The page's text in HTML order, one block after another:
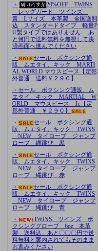
・
20%OFF TWINS
レッグガード ツインズ
青 Lサイズ 本革製 全国送料
込 スタンダードタイプ 軽量P
U製タイプではありません あ
と何円で送料無料を無視して決
済画面へ進んでください
・
セール ボクシング通
販、ムエタイ、キック MARTI
AL WORLD マウスピース【定形
外普通 送料￥２９０】
・セール ボクシング通販、ム
エタイ、キック MARTIAL W
ORLD マウスピース Jr.【定
形外普通 ￥２９０】
・
セール ボクシング通
販、ムエタイ、キック TWINS
NEW タイロープ ジャンプ
ロープ 縄跳び 黒
・
セール ボクシング通
販、ムエタイ、キック TWINS
NEW タイロープ ジャンプ
ロープ 縄跳び 赤
・
セール ボクシング通
販、ムエタイ、キック TWINS
NEW タイロープ ジャンプ
ロープ 縄跳び 青
・
TWINS ツインズ ボ
クシンググローブ 6oz 本革
製 送料込 あと〇〇〇円で送
料無料と案内されてもそのまま
お進みください